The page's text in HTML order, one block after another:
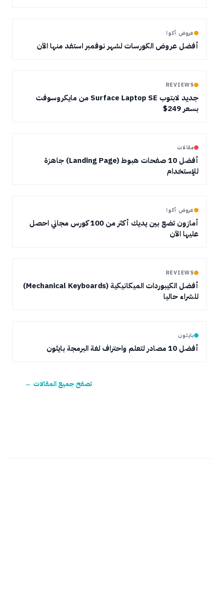
عروض أكوا
أفضل عروض الكورسات لشهر نوفمبر استفد منها الآن
REVIEWS
جديد لابتوب Surface Laptop SE من مايكروسوفت
بسعر 249$
مقالات
أفضل 10 صفحات هبوط (Landing Page) جاهزة
للإستخدام
عروض أكوا
أمازون تضع بين يديك أكثر من 100 كورس مجاني احصل
عليها الآن
REVIEWS
أفضل الكيبوردات الميكانيكية (Mechanical Keyboards)
للشراء حاليا
بايثون
أفضل 10 مصادر لتعلم واحتراف لغة البرمجة بايثون
تصفح جميع المقالات ←